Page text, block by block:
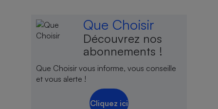
Que Choisir
Découvrez nos
abonnements !
Que Choisir vous informe, vous conseille
et vous alerte !
Cliquez ici